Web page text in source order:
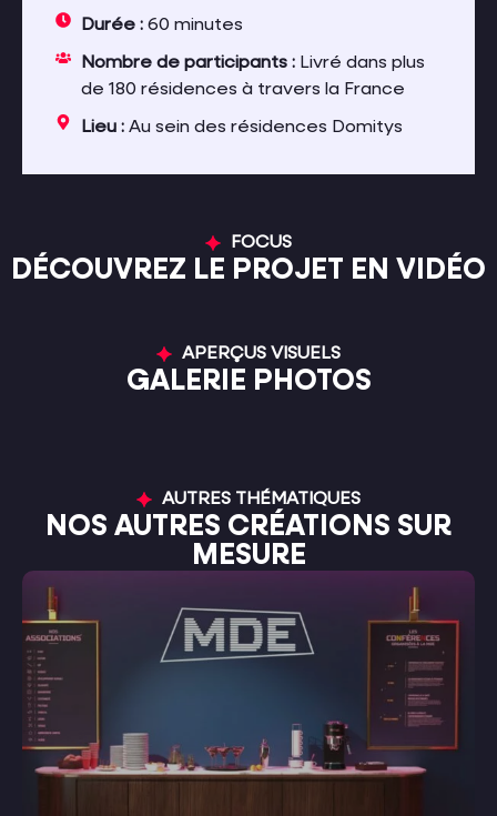
Durée : 60 minutes
Nombre de participants : Livré dans plus
de 180 résidences à travers la France
Lieu : Au sein des résidences Domitys
FOCUS
DÉCOUVREZ LE PROJET EN VIDÉO
APERÇUS VISUELS
GALERIE PHOTOS
AUTRES THÉMATIQUES
NOS AUTRES CRÉATIONS SUR
MESURE